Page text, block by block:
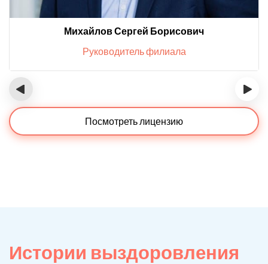
Михайлов Сергей Борисович
Руководитель филиала
‹ ›
Посмотреть лицензию
Истории выздоровления